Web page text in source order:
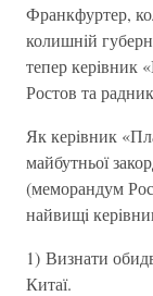
Франкфуртер,
колишнiй
тепер керiвник
Ростов та
Як керiвник
майбутньої
(меморандум
найвищi
1) Визнати
Китаї.